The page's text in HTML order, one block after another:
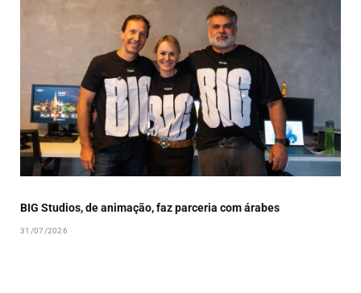
BIG Studios, de animação, faz parceria com árabes
31/07/2026